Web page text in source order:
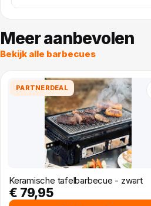
Meer aanbevolen
Bekijk alle barbecues
PARTNERDEAL
Keramische tafelbarbecue - zwart
€ 79,95